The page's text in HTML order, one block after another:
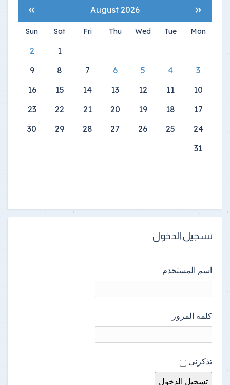
«
August 2026
»
Mon
Tue
Wed
Thu
Fri
Sat
Sun
1
2
3
4
5
6
7
8
9
10
11
12
13
14
15
16
17
18
19
20
21
22
23
24
25
26
27
28
29
30
31
تسجيل الدخول
اسم المستخدم
كلمة المرور
تذكرنى